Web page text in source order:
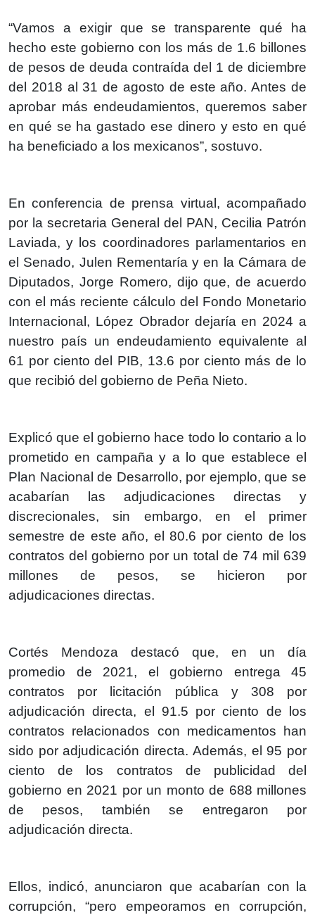
“Vamos a exigir que se transparente qué ha
hecho este gobierno con los más de 1.6 billones
de pesos de deuda contraída del 1 de diciembre
del 2018 al 31 de agosto de este año. Antes de
aprobar más endeudamientos, queremos saber
en qué se ha gastado ese dinero y esto en qué
ha beneficiado a los mexicanos”, sostuvo.
En conferencia de prensa virtual, acompañado
por la secretaria General del PAN, Cecilia Patrón
Laviada, y los coordinadores parlamentarios en
el Senado, Julen Rementaría y en la Cámara de
Diputados, Jorge Romero, dijo que, de acuerdo
con el más reciente cálculo del Fondo Monetario
Internacional, López Obrador dejaría en 2024 a
nuestro país un endeudamiento equivalente al
61 por ciento del PIB, 13.6 por ciento más de lo
que recibió del gobierno de Peña Nieto.
Explicó que el gobierno hace todo lo contario a lo
prometido en campaña y a lo que establece el
Plan Nacional de Desarrollo, por ejemplo, que se
acabarían las adjudicaciones directas y
discrecionales, sin embargo, en el primer
semestre de este año, el 80.6 por ciento de los
contratos del gobierno por un total de 74 mil 639
millones de pesos, se hicieron por
adjudicaciones directas.
Cortés Mendoza destacó que, en un día
promedio de 2021, el gobierno entrega 45
contratos por licitación pública y 308 por
adjudicación directa, el 91.5 por ciento de los
contratos relacionados con medicamentos han
sido por adjudicación directa. Además, el 95 por
ciento de los contratos de publicidad del
gobierno en 2021 por un monto de 688 millones
de pesos, también se entregaron por
adjudicación directa.
Ellos, indicó, anunciaron que acabarían con la
corrupción, “pero empeoramos en corrupción,